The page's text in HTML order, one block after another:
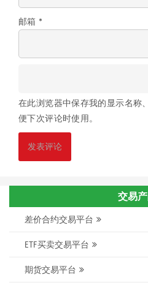
邮箱 *
在此浏览器中保存我的显示名称
便下次评论时使用。
交易
差价合约交易平台
ETF买卖交易平台
期货交易平台